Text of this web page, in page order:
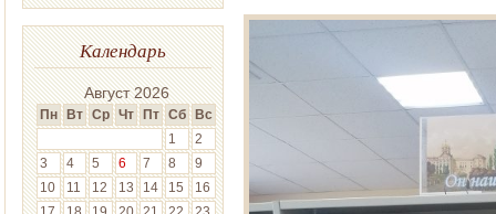
Календарь
Август 2026
Пн Вт Ср Чт Пт Сб Вс
1
2
3
4 5 6 7 8
9
10
11 12 13 14 15
16